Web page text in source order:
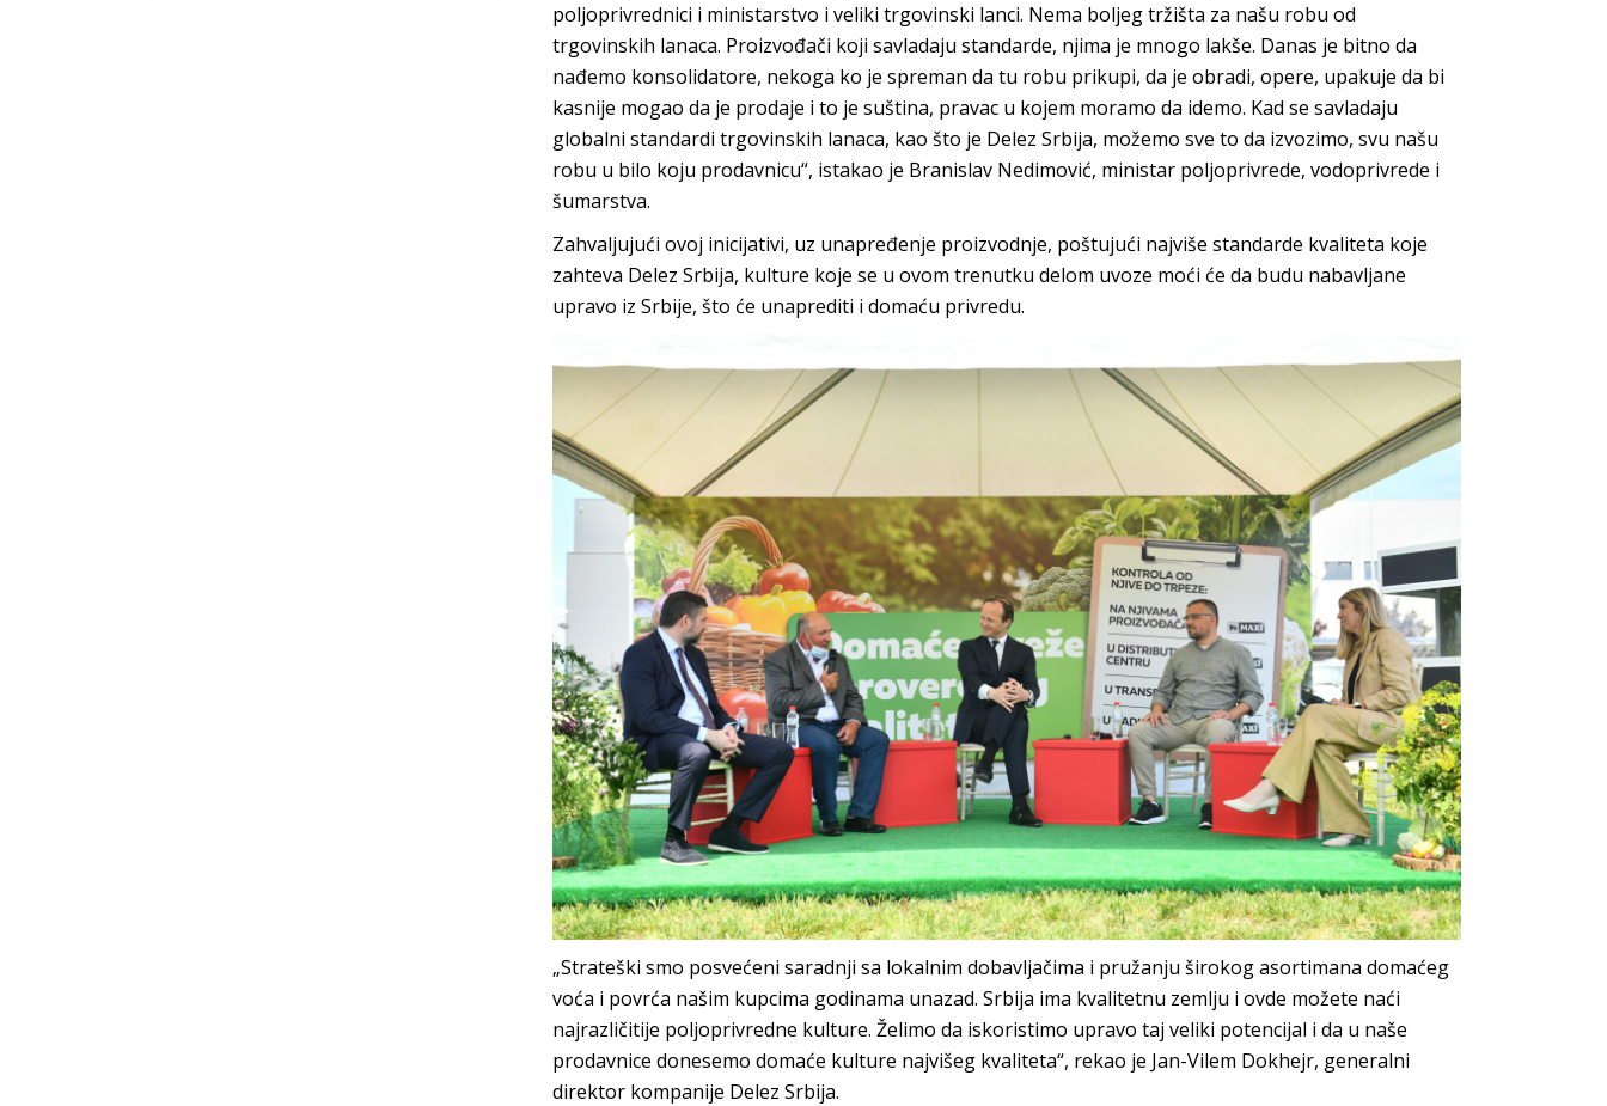
poljoprivrednici i ministarstvo i veliki trgovinski lanci. Nema boljeg tržišta za našu robu od
trgovinskih lanaca. Proizvođači koji savladaju standarde, njima je mnogo lakše. Danas je bitno da
nađemo konsolidatore, nekoga ko je spreman da tu robu prikupi, da je obradi, opere, upakuje da bi
kasnije mogao da je prodaje i to je suština, pravac u kojem moramo da idemo. Kad se savladaju
globalni standardi trgovinskih lanaca, kao što je Delez Srbija, možemo sve to da izvozimo, svu našu
robu u bilo koju prodavnicu“, istakao je Branislav Nedimović, ministar poljoprivrede, vodoprivrede i
šumarstva.
Zahvaljujući ovoj inicijativi, uz unapređenje proizvodnje, poštujući najviše standarde kvaliteta koje
zahteva Delez Srbija, kulture koje se u ovom trenutku delom uvoze moći će da budu nabavljane
upravo iz Srbije, što će unaprediti i domaću privredu.
„Strateški smo posvećeni saradnji sa lokalnim dobavljačima i pružanju širokog asortimana domaćeg
voća i povrća našim kupcima godinama unazad. Srbija ima kvalitetnu zemlju i ovde možete naći
najrazličitije poljoprivredne kulture. Želimo da iskoristimo upravo taj veliki potencijal i da u naše
prodavnice donesemo domaće kulture najvišeg kvaliteta“, rekao je Jan-Vilem Dokhejr, generalni
direktor kompanije Delez Srbija.